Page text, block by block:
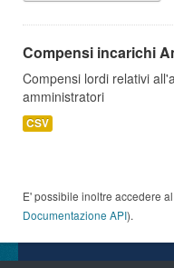
Compensi incarichi
Compensi lordi relativi
amministratori
CSV
E' possibile inoltre accedere
Documentazione API).